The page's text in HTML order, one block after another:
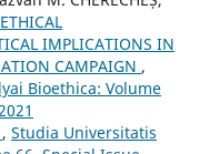
IMPLICATIONS IN
CAMPAIGN ,
Bioethica: Volume
, Studia Universitatis